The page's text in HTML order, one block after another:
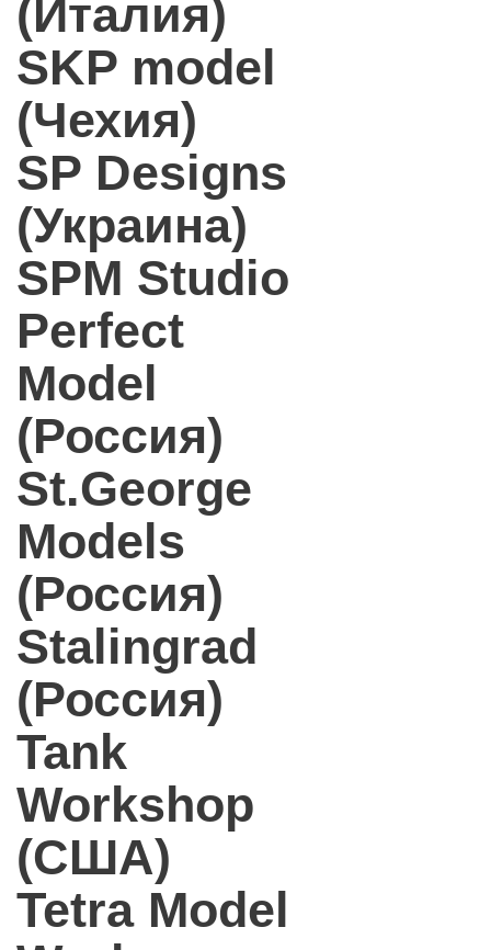
(Италия)
SKP model
(Чехия)
SP Designs
(Украина)
SPM Studio
Perfect
Model
(Россия)
St.George
Models
(Россия)
Stalingrad
(Россия)
Tank
Workshop
(США)
Tetra Model